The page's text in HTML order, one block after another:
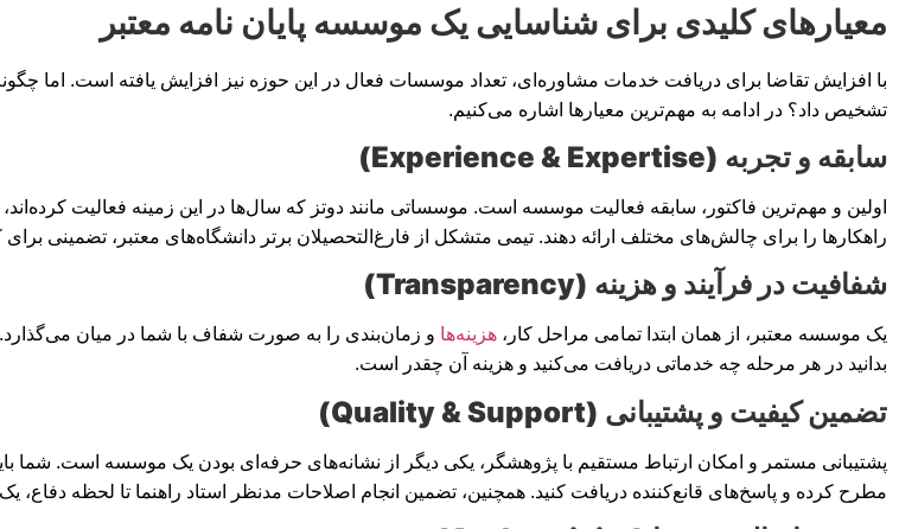
معیارهای کلیدی برای شناسایی یک موسسه پایان نامه معتبر
با افزایش تقاضا برای دریافت خدمات مشاوره‌ای، تعداد موسسات فعال در این حوزه نیز افزایش یافته است. اما
تشخیص داد؟ در ادامه به مهم‌ترین معیارها اشاره می‌کنیم.
سابقه و تجربه (Experience & Expertise)
اولین و مهم‌ترین فاکتور، سابقه فعالیت موسسه است. موسساتی مانند دوتز که سال‌ها در این زمینه فعالیت کرده‌اند،
راهکارها را برای چالش‌های مختلف ارائه دهند. تیمی متشکل از فارغ‌التحصیلان برتر دانشگاه‌های معتبر، تضمینی
شفافیت در فرآیند و هزینه (Transparency)
یک موسسه معتبر، از همان ابتدا تمامی مراحل کار، هزینه‌ها و زمان‌بندی را به صورت شفاف با شما در میان می‌گذارد.
بدانید در هر مرحله چه خدماتی دریافت می‌کنید و هزینه آن چقدر است.
تضمین کیفیت و پشتیبانی (Quality & Support)
پشتیبانی مستمر و امکان ارتباط مستقیم با پژوهشگر، یکی دیگر از نشانه‌های حرفه‌ای بودن یک موسسه است. شما باید
مطرح کرده و پاسخ‌های قانع‌کننده دریافت کنید. همچنین، تضمین انجام اصلاحات مدنظر استاد راهنما تا لحظه